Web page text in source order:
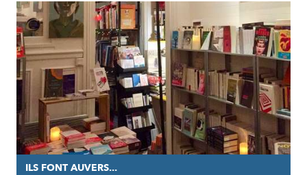
ILS FONT AUVERS...